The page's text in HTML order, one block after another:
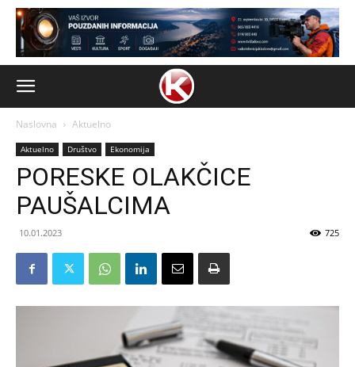
Naslovna Aktuelno
Aktuelno Društvo Ekonomija
PORESKE OLAKČICE
PAUŠALCIMA
10.01.2023 725